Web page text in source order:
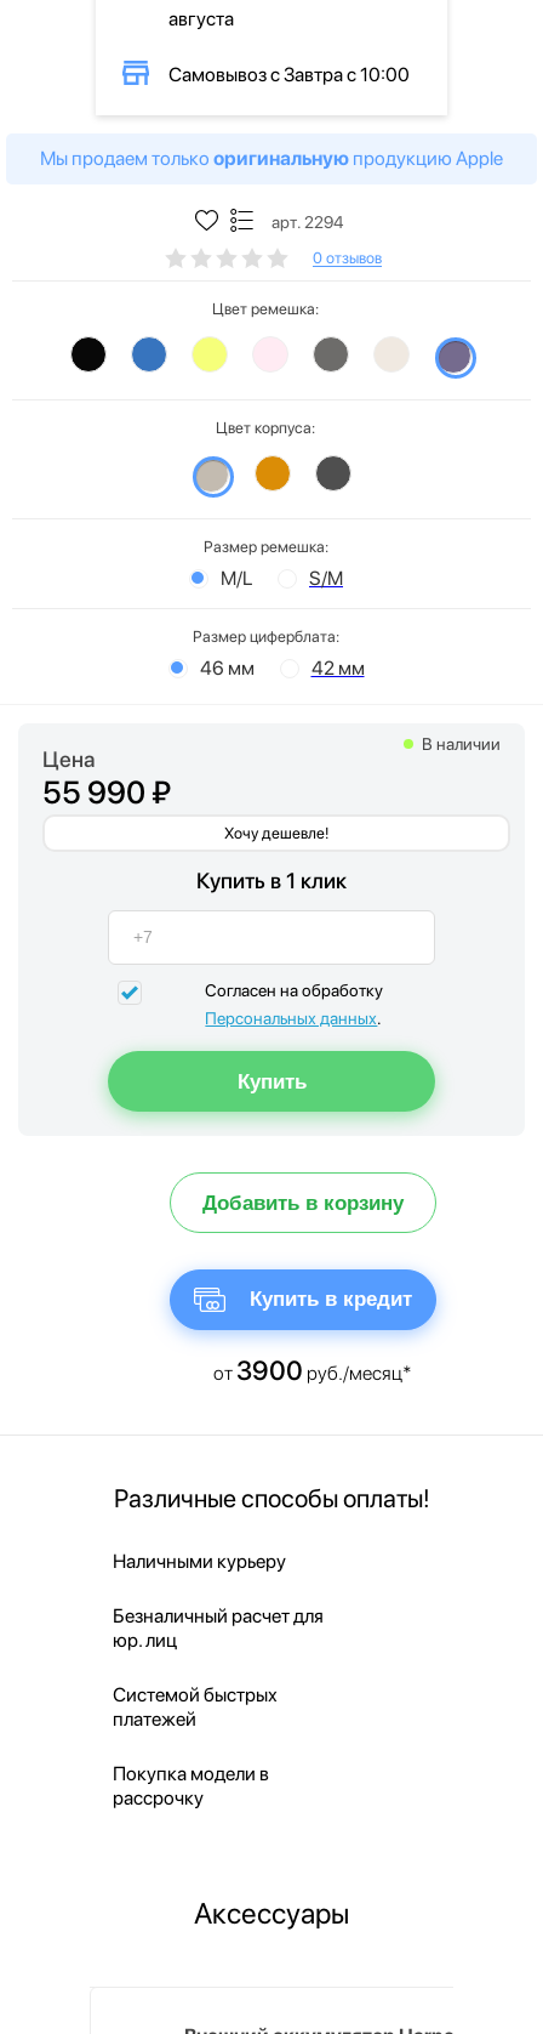
августа
Самовывоз с Завтра с 10:00
Мы продаем только оригинальную продукцию Apple
арт. 2294
0 отзывов
Цвет ремешка:
Цвет корпуса:
Размер ремешка:
M/L S/M
Размер циферблата:
46 мм 42 мм
Цена
55 990 ₽
Хочу дешевле!
В наличии
Купить в 1 клик
Согласен на обработку
Персональных данных.
Добавить в корзину
Купить в кредит
от 3900 руб./месяц*
Различные способы оплаты!
Наличными курьеру
Безналичный расчет для
юр. лиц
Системой быстрых
платежей
Покупка модели в
рассрочку
Аксессуары